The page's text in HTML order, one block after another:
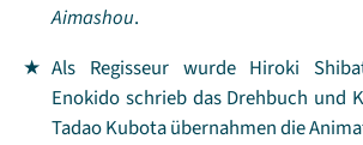
Aimashou.
Als Regisseur wurde Hiroki
Enokido schrieb das Drehbuch und
Tadao Kubota übernahmen die